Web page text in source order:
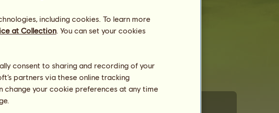
Tételek Dátum Ár
including cookies. To learn more
at Collection. You can set your cookies
consent to sharing and recording of your
partners via these online tracking
change your cookie preferences at any time